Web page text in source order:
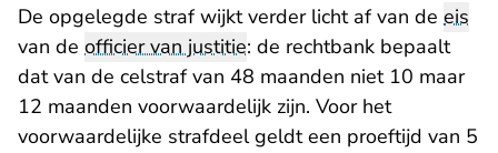
De opgelegde straf wijkt verder licht af van de eis
van de officier van justitie: de rechtbank bepaalt
dat van de celstraf van 48 maanden niet 10 maar
12 maanden voorwaardelijk zijn. Voor het
voorwaardelijke strafdeel geldt een proeftijd van 5